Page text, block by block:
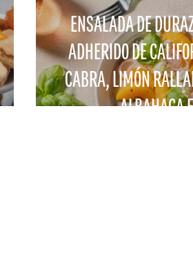
ENSALADA DE
ADHERIDO DE
CABRA, LIMÓN
ALBAHACA